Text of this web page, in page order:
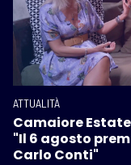
ATTUALITÀ
Camaiore
"Il 6 agosto
Carlo Conti"